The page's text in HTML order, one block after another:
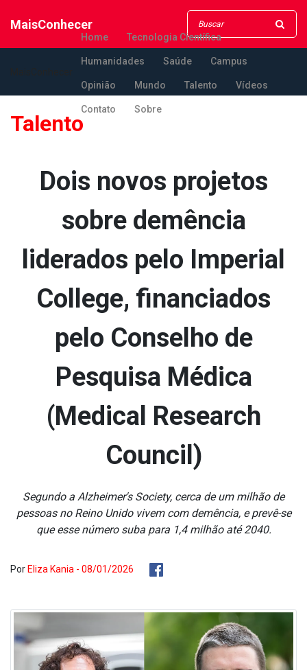
MaisConhecer
Home Tecnologia Científica
Humanidades Saúde Campus
Opinião Mundo Talento Vídeos
Contato Sobre
Talento
Dois novos projetos
sobre demência
liderados pelo Imperial
College, financiados
pelo Conselho de
Pesquisa Médica
(Medical Research
Council)
Segundo a Alzheimer's Society, cerca de um milhão de
pessoas no Reino Unido vivem com demência, e prevê-se
que esse número suba para 1,4 milhão até 2040.
Por Eliza Kania - 08/01/2026